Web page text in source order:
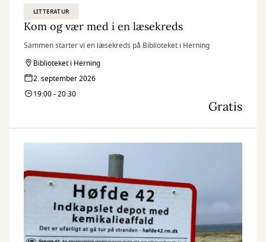
LITTERATUR
Kom og vær med i en læsekreds
Sammen starter vi en læsekreds på Biblioteket i Herning
Biblioteket i Herning
2. september 2026
19:00 - 20:30
Gratis